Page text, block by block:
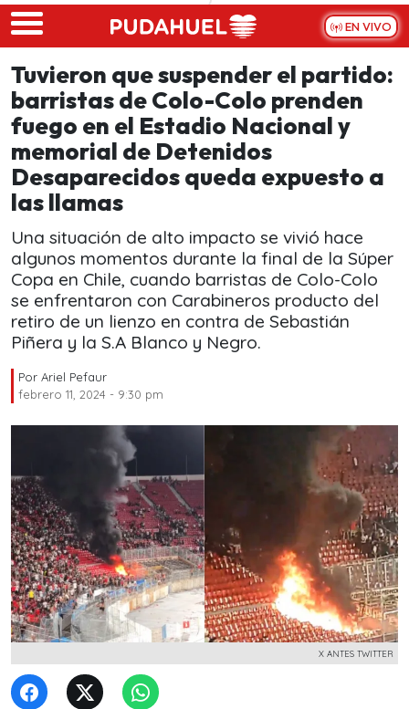
Skip to main content
EN VIVO
Tuvieron que suspender el partido:
barristas de Colo-Colo prenden
fuego en el Estadio Nacional y
memorial de Detenidos
Desaparecidos queda expuesto a
las llamas
Una situación de alto impacto se vivió hace
algunos momentos durante la final de la Súper
Copa en Chile, cuando barristas de Colo-Colo
se enfrentaron con Carabineros producto del
retiro de un lienzo en contra de Sebastián
Piñera y la S.A Blanco y Negro.
Por Ariel Pefaur
febrero 11, 2024 - 9:30 pm
X ANTES TWITTER